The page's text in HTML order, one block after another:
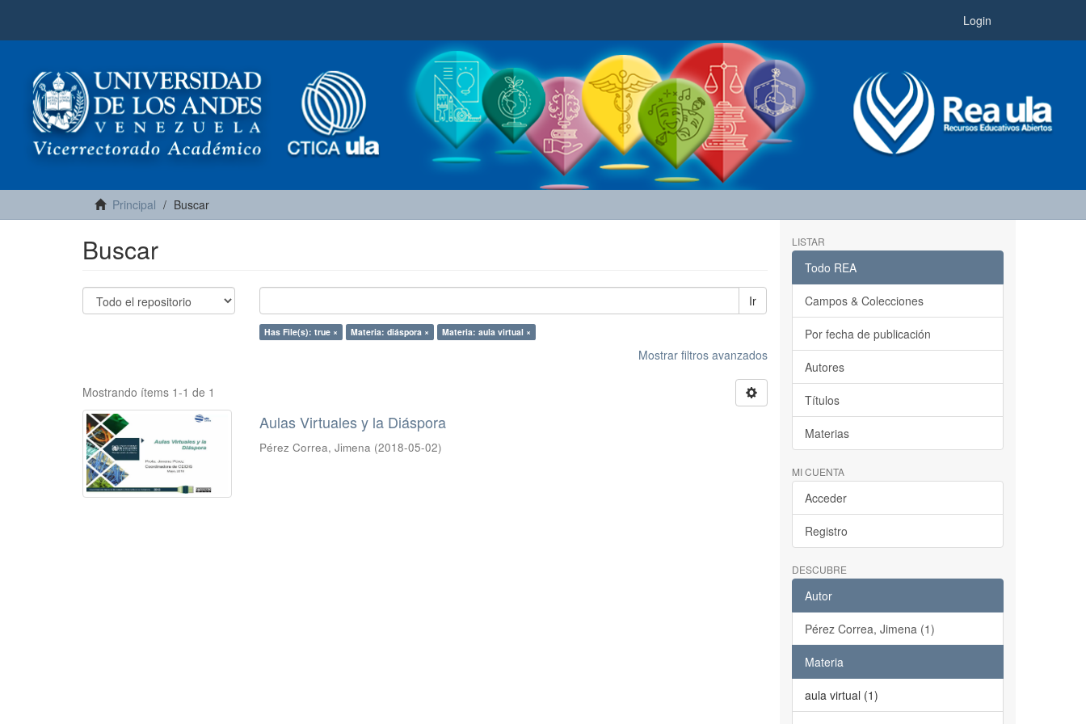
Login
Principal Buscar
Buscar
Ir
Has File(s): true × Materia: diáspora × Materia: aula virtual ×
Mostrar filtros avanzados
Mostrando ítems 1-1 de 1
Aulas Virtuales y la Diáspora
Pérez Correa, Jimena (2018-05-02)
LISTAR
Todo REA
Campos & Colecciones
Por fecha de publicación
Autores
Títulos
Materias
MI CUENTA
Acceder
Registro
DESCUBRE
Autor
Pérez Correa, Jimena (1)
Materia
aula virtual (1)